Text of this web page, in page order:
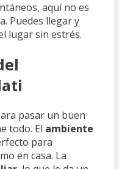
aquí no es
Puedes llegar y
lugar sin estrés.
pasar un buen
todo. El ambiente
para
en casa. La